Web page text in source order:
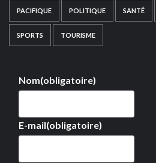
PACIFIQUE POLITIQUE SANTÉ
SPORTS TOURISME
Nom(obligatoire)
E-mail(obligatoire)